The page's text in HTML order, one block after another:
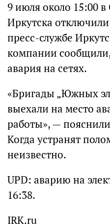
9 июля около 15:00
Иркутска отключили
пресс-службе
компании
авария на сетях.
«Бригады „Южных
выехали на место
работы», —
Когда устранят
неизвестно.
UPD: аварию на
16:38.
IRK.ru